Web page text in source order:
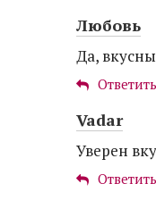
Любовь
Да,
Ответить
Vadar
Уверен
Ответить